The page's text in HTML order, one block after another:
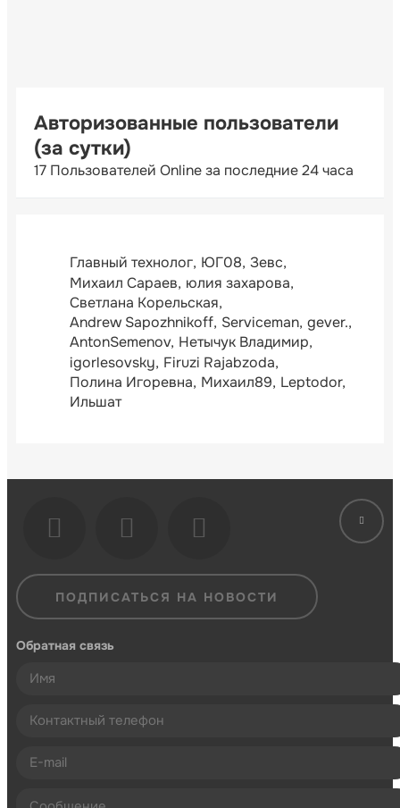
Авторизованные пользователи
(за сутки)
17 Пользователей Online за последние 24 часа
Главный технолог ЮГ08 Зевс
Михаил Сараев юлия захарова
Светлана Корельская
Andrew Sapozhnikoff Serviceman gever.
AntonSemenov Нетычук Владимир
igorlesovsky Firuzi Rajabzoda
Полина Игоревна Михаил89 Leptodor
Ильшат
ПОДПИСАТЬСЯ НА НОВОСТИ
Обратная связь